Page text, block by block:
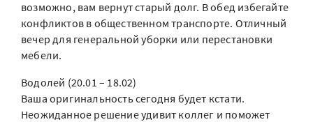
возможно, вам вернут старый долг. В обед избегайте
конфликтов в общественном транспорте. Отличный
вечер для генеральной уборки или перестановки
мебели.
Водолей (20.01 – 18.02)
Ваша оригинальность сегодня будет кстати.
Неожиданное решение удивит коллег и поможет